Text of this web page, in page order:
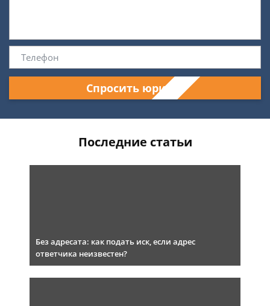
Спросить юриста
Последние статьи
Без адресата: как подать иск, если адрес
ответчика неизвестен?